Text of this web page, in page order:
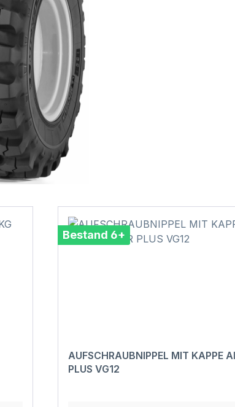
Bestand 6+
AUFSCHRAUBNIPPEL MIT KAPPE
PLUS VG12